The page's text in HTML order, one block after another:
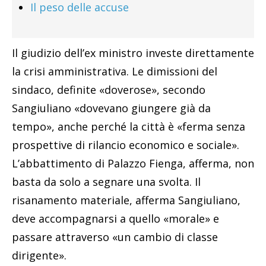
Il peso delle accuse
Il giudizio dell’ex ministro investe direttamente
la crisi amministrativa. Le dimissioni del
sindaco, definite «doverose», secondo
Sangiuliano «dovevano giungere già da
tempo», anche perché la città è «ferma senza
prospettive di rilancio economico e sociale».
L’abbattimento di Palazzo Fienga, afferma, non
basta da solo a segnare una svolta. Il
risanamento materiale, afferma Sangiuliano,
deve accompagnarsi a quello «morale» e
passare attraverso «un cambio di classe
dirigente».